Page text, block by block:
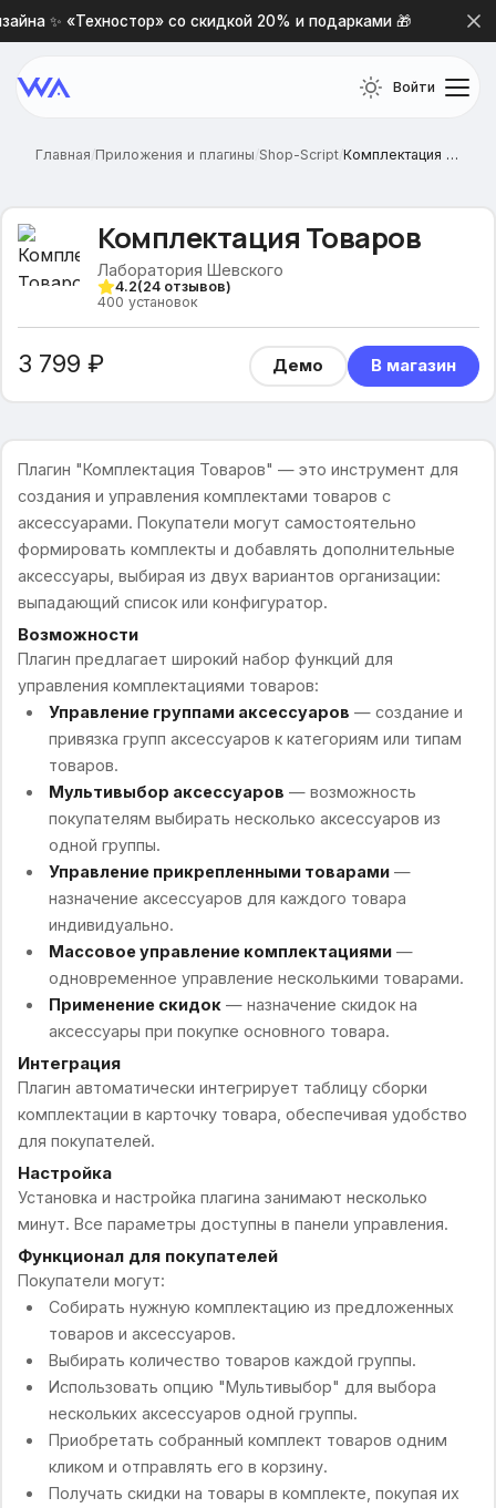
✨ «Техностор» со скидкой 20% и подарками 🎁
Войти
Главная/Приложения и плагины/Shop-Script/ Комплектация Товаров
Комплектация Товаров
Лаборатория Шевского
4.2(24отзывов)
400 установок
3 799 ₽ Демо В магазин
Плагин "Комплектация Товаров" — это инструмент для
создания и управления комплектами товаров с
аксессуарами. Покупатели могут самостоятельно
формировать комплекты и добавлять дополнительные
аксессуары, выбирая из двух вариантов организации:
выпадающий список или конфигуратор.
Возможности
Плагин предлагает широкий набор функций для
управления комплектациями товаров:
Управление группами аксессуаров — создание и
привязка групп аксессуаров к категориям или типам
товаров.
Мультивыбор аксессуаров — возможность
покупателям выбирать несколько аксессуаров из
одной группы.
Управление прикрепленными товарами—
назначение аксессуаров для каждого товара
индивидуально.
Массовое управление комплектациями—
одновременное управление несколькими товарами.
Применение скидок— назначение скидок на
аксессуары при покупке основного товара.
Интеграция
Плагин автоматически интегрирует таблицу сборки
комплектации в карточку товара, обеспечивая удобство
для покупателей.
Настройка
Установка и настройка плагина занимают несколько
минут. Все параметры доступны в панели управления.
Функционал для покупателей
Покупатели могут:
Собирать нужную комплектацию из предложенных
товаров и аксессуаров.
Выбирать количество товаров каждой группы.
Использовать опцию "Мультивыбор" для выбора
нескольких аксессуаров одной группы.
Приобретать собранный комплект товаров одним
кликом и отправлять его в корзину.
Получать скидки на товары в комплекте, покупая их